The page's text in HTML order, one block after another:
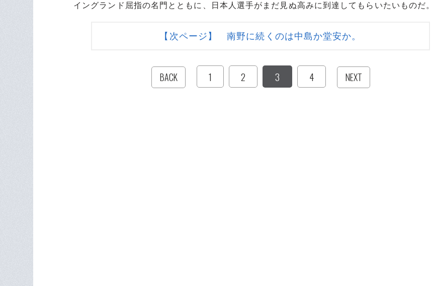
イングランド屈指の名門とともに、日本人選手がまだ見ぬ高みに到達してもらいたいものだ。
【次ページ】 南野に続くのは中島か堂安か。
BACK 1 2 3 4 NEXT